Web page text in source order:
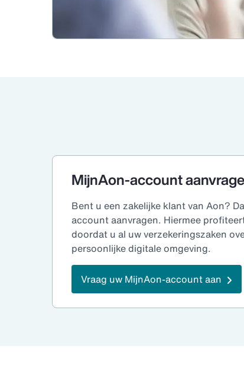
MijnAon-account
Bent u een zakelijke klant van Aon?
account aanvragen. Hiermee
doordat u al uw verzekeringszaken
persoonlijke digitale omgeving.
Vraag uw MijnAon-account aan